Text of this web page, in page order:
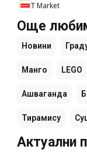
T Market
Още
Новини
Манго LEGO
Ашваганда
Тирамису
Актуални